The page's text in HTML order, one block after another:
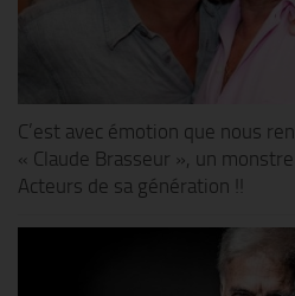
C’est avec émotion que nous
« Claude Brasseur », un
Acteurs de sa génération !!